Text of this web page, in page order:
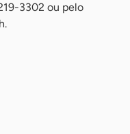
3302 ou pelo